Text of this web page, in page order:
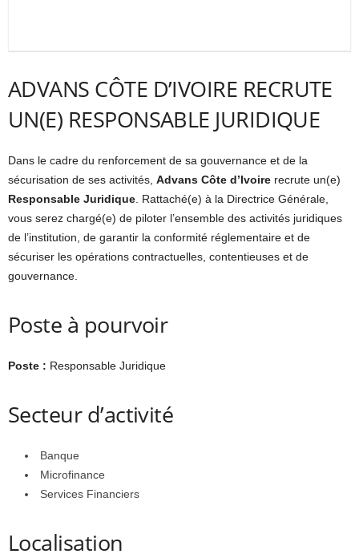
ADVANS CÔTE D’IVOIRE RECRUTE
UN(E) RESPONSABLE JURIDIQUE
Dans le cadre du renforcement de sa gouvernance et de la
sécurisation de ses activités, Advans Côte d’Ivoire recrute un(e)
Responsable Juridique . Rattaché(e) à la Directrice Générale,
vous serez chargé(e) de piloter l’ensemble des activités juridiques
de l’institution, de garantir la conformité réglementaire et de
sécuriser les opérations contractuelles, contentieuses et de
gouvernance.
Poste à pourvoir
Poste : Responsable Juridique
Secteur d’activité
Banque
Microfinance
Services Financiers
Localisation